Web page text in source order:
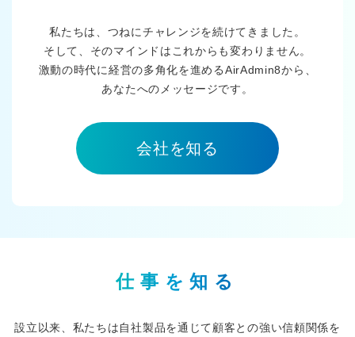
私たちは、つねにチャレンジを続けてきました。
そして、そのマインドはこれからも変わりません。
激動の時代に経営の多角化を進めるAirAdmin8から、
あなたへのメッセージです。
会社を知る
仕事を知る
設立以来、私たちは自社製品を通じて顧客との強い信頼関係を